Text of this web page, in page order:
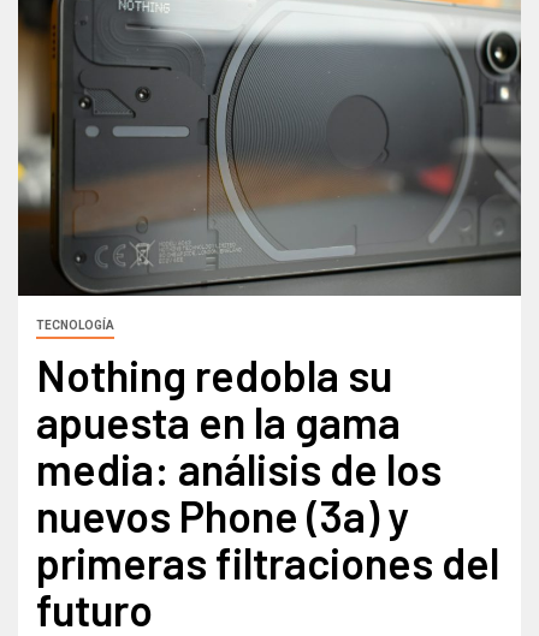
TECNOLOGÍA
Nothing redobla su
apuesta en la gama
media: análisis de los
nuevos Phone (3a) y
primeras filtraciones del
futuro